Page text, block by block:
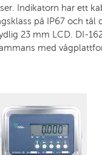
Indikatorn har ett
på IP67 och tål
23 mm LCD. DI-
med